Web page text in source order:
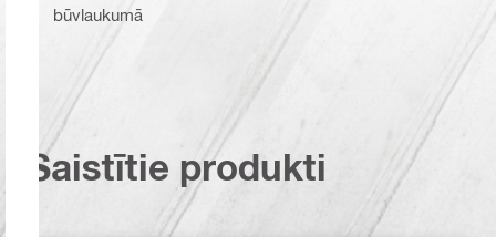
būvlaukumā
Saistītie produkti